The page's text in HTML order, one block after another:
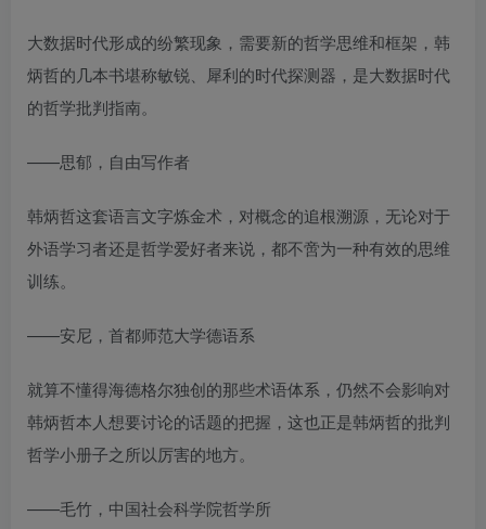
大数据时代形成的纷繁现象，需要新的哲学思维和框架，韩
炳哲的几本书堪称敏锐、犀利的时代探测器，是大数据时代
的哲学批判指南。
——思郁，自由写作者
韩炳哲这套语言文字炼金术，对概念的追根溯源，无论对于
外语学习者还是哲学爱好者来说，都不啻为一种有效的思维
训练。
——安尼，首都师范大学德语系
就算不懂得海德格尔独创的那些术语体系，仍然不会影响对
韩炳哲本人想要讨论的话题的把握，这也正是韩炳哲的批判
哲学小册子之所以厉害的地方。
——毛竹，中国社会科学院哲学所